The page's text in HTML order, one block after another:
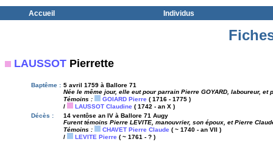
Accueil Individus
LAUSSOT Pierrette
Baptême : 5 avril 1759 à Ballore 71
Née le même jour, elle eut pour parrain Pierre GOYARD, laboureur, et
Témoins :
GOIARD Pierre ( 1716 - 1775 )
/
LAUSSOT Claudine ( 1742 - an X )
Décès :
14 ventôse an IV à Ballore 71 Augy
Furent témoins Pierre LEVITE, manouvrier, son époux, et Pierre
Témoins :
CHAVET Pierre Claude ( ~ 1740 - an VII )
/
LEVITE Pierre ( ~ 1761 - ? )